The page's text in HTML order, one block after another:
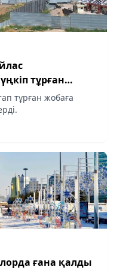
тұрған
тұрған жобаға
ғана қалды